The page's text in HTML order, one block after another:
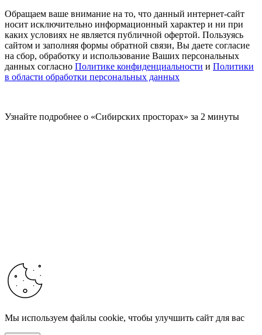
Обращаем ваше внимание на то, что данный интернет-сайт
носит исключительно информационный характер и ни при
каких условиях не является публичной офертой. Пользуясь
сайтом и заполняя формы обратной связи, Вы даете согласие
на сбор, обработку и использование Ваших персональных
данных согласно Политике конфиденциальности и Политики
в области обработки персональных данных
Узнайте подробнее о «Сибирских просторах» за 2 минуты
Мы используем файлы cookie, чтобы улучшить сайт для вас